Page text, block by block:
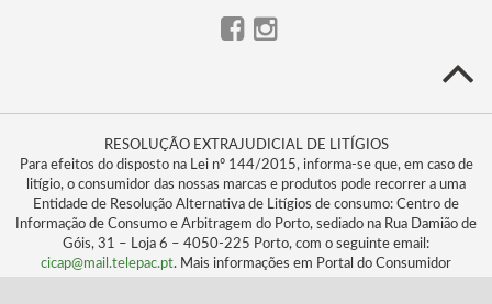
RESOLUÇÃO EXTRAJUDICIAL DE LITÍGIOS
Para efeitos do disposto na Lei nº 144/2015, informa-se que, em caso de
litígio, o consumidor das nossas marcas e produtos pode recorrer a uma
Entidade de Resolução Alternativa de Litígios de consumo: Centro de
Informação de Consumo e Arbitragem do Porto, sediado na Rua Damião de
Góis, 31 – Loja 6 – 4050-225 Porto, com o seguinte email:
cicap@mail.telepac.pt. Mais informações em Portal do Consumidor